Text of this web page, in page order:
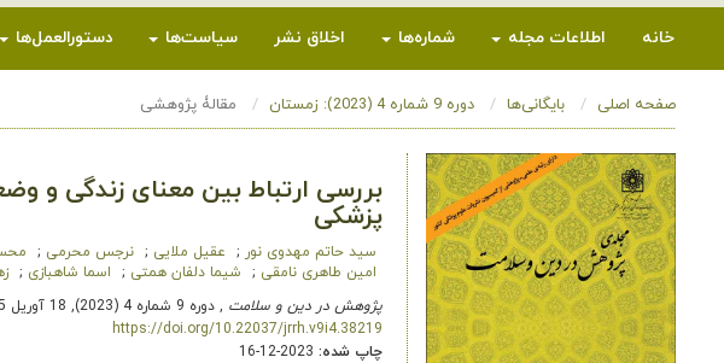
خانه اطلاعات مجله شماره‌ها اخلاق نشر سیاست‌ها دستورالعمل‌ها
صفحه اصلی بایگانی‌ها دوره 9 شماره 4 (2023): زمستان مقالۀ پژوهشی
بررسی ارتباط بین معنای زندگی و
پزشکی
سید حاتم مهدوی نور عقیل ملایی نرجس محرمی
امین طاهری نامقی
شیما دلفان همتی اسما شاهبازی
پژوهش در دین و سلامت , دوره 9 شماره 4 (2023), 18 آوریل 2025
https://doi.org/10.22037/jrrh.v9i4.38219
چاپ شده:2023-12-16